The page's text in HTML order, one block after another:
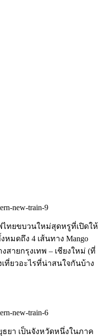
ทยขบวนใหม่สุดหรูที่เปิดให้
มดถึง 4 เส้นทาง Mango
สายกรุงเทพ – เชียงใหม่ (ที่
ที่ยวอะไรที่น่าสนใจกันบ้าง
ยา เป็นจังหวัดหนึ่งในภาค